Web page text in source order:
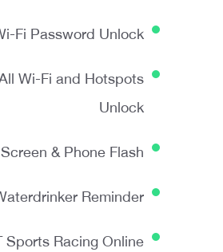
Fi Password Unlock
Wi-Fi and Hotspots
Unlock
& Phone Flash
Reminder
Sports Racing Online